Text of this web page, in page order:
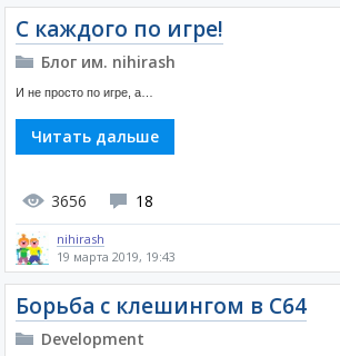
С каждого по игре!
Блог им. nihirash
И не просто по игре, а…
Читать дальше
3656 18
nihirash
19 марта 2019, 19:43
Борьба с клешингом в С64
Development